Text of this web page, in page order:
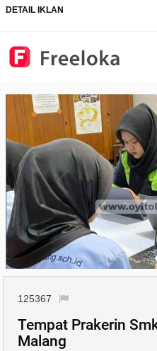
DETAIL IKLAN
125367
Tempat Prakerin
Malang